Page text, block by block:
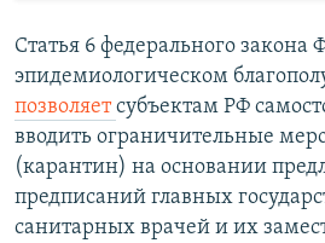
Статья 6 федерального закона
эпидемиологическом
позволяетсубъектам РФ
вводить ограничительные
(карантин) на основании
предписаний главных
санитарных врачей и их